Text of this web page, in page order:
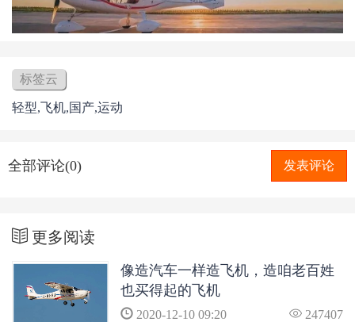
标签云
轻型,飞机,国产,运动
全部评论(0) 发表评论
更多阅读
像造汽车一样造飞机，造咱老百姓
也买得起的飞机
2020-12-10 09:20 247407